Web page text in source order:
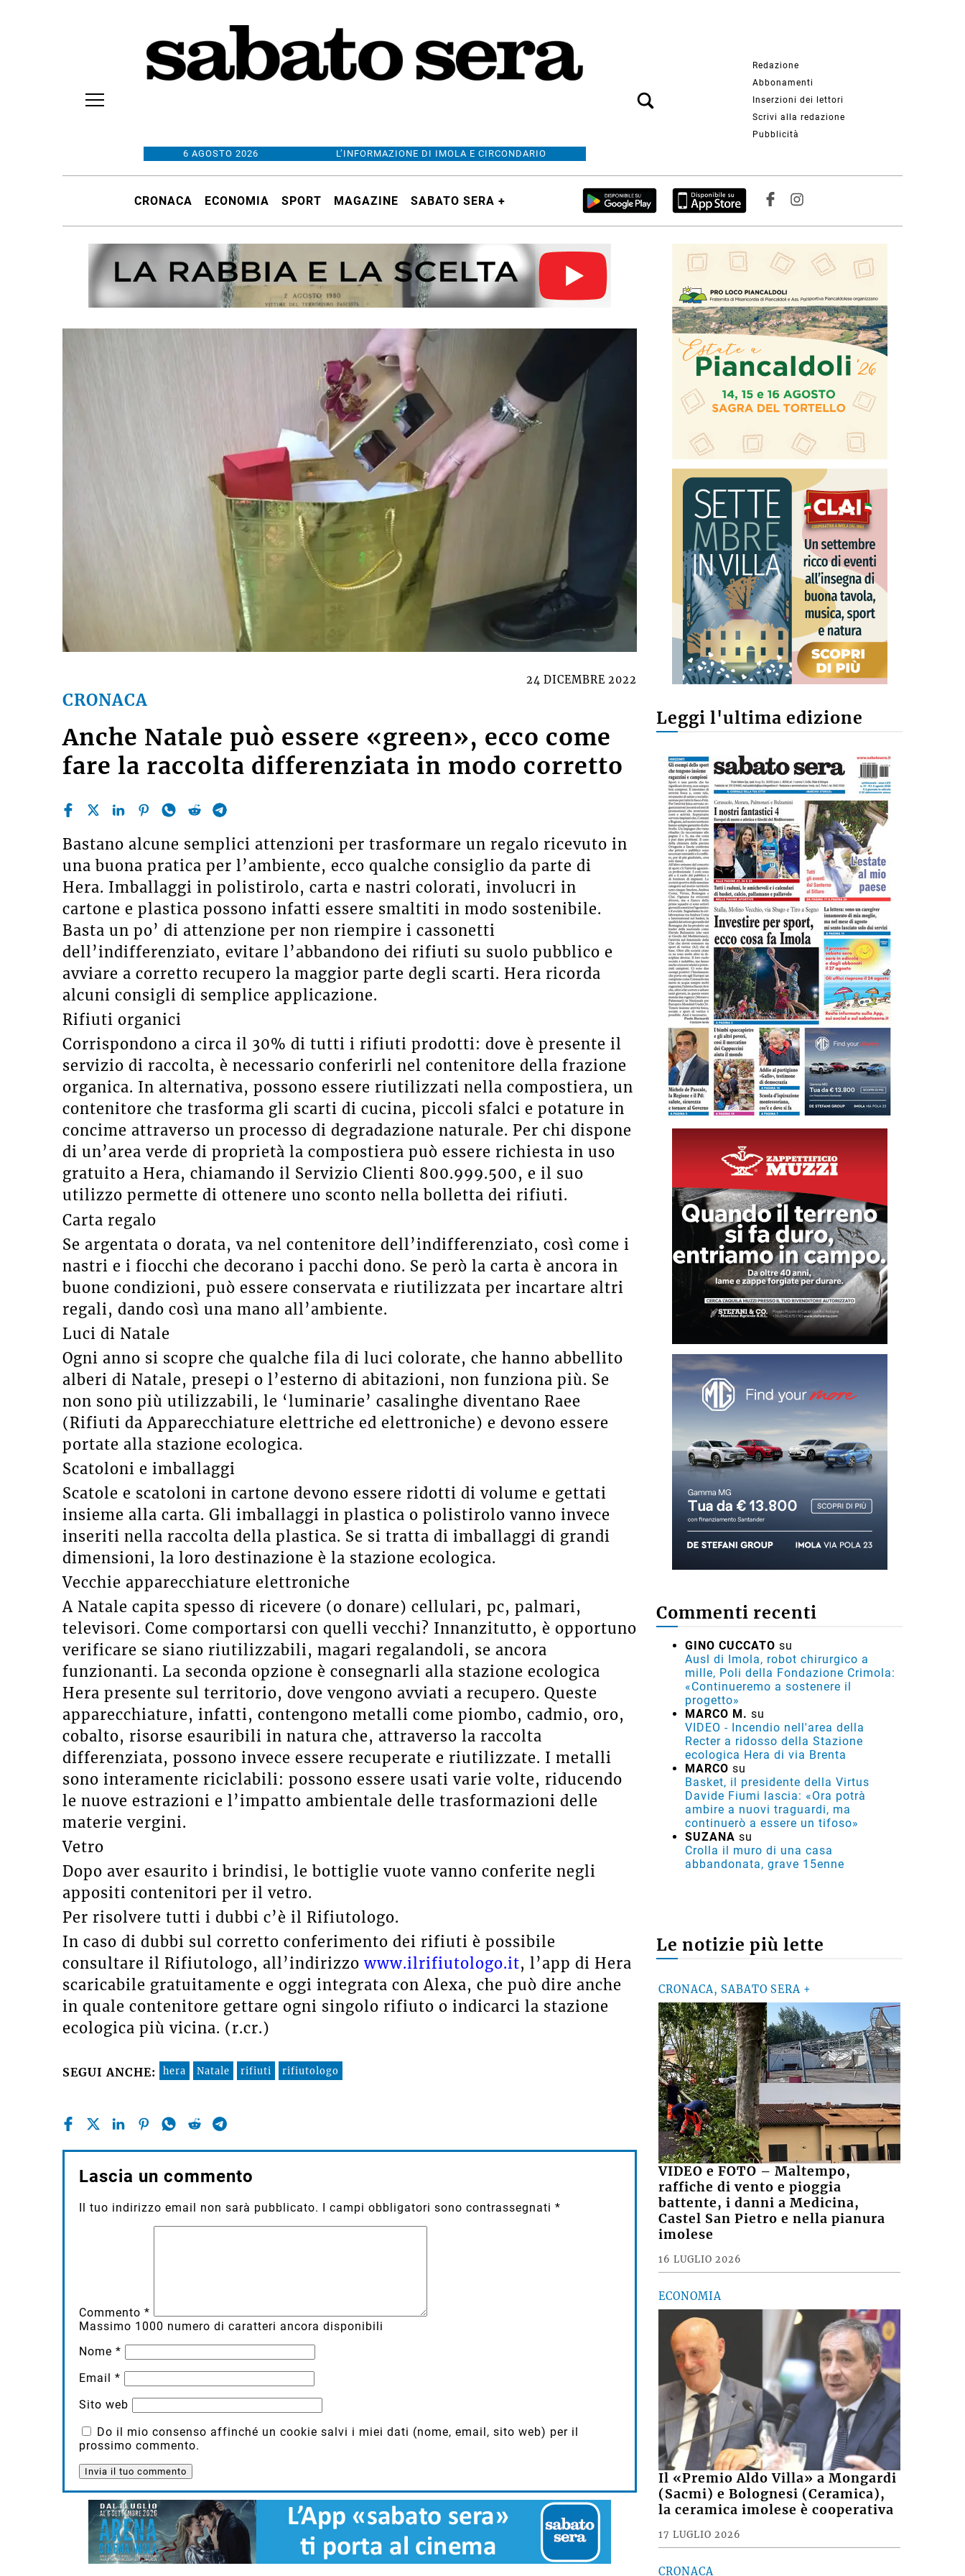
6 AGOSTO 2026 L’INFORMAZIONE DI IMOLA E CIRCONDARIO
Redazione
Abbonamenti
Inserzioni dei lettori
Scrivi alla redazione
Pubblicità
CRONACA ECONOMIA SPORT MAGAZINE SABATO SERA +
CRONACA
24 DICEMBRE 2022
Anche Natale può essere «green», ecco come
fare la raccolta differenziata in modo corretto
Bastano alcune semplici attenzioni per trasformare un regalo ricevuto in
una buona pratica per l’ambiente, ecco qualche consiglio da parte di
Hera. Imballaggi in polistirolo, carta e nastri colorati, involucri in
cartone e plastica possono infatti essere smaltiti in modo sostenibile.
Basta un po’ di attenzione per non riempire i cassonetti
dell’indifferenziato, evitare l’abbandono dei rifiuti su suolo pubblico e
avviare a corretto recupero la maggior parte degli scarti. Hera ricorda
alcuni consigli di semplice applicazione.
Rifiuti organici
Corrispondono a circa il 30% di tutti i rifiuti prodotti: dove è presente il
servizio di raccolta, è necessario conferirli nel contenitore della frazione
organica. In alternativa, possono essere riutilizzati nella compostiera, un
contenitore che trasforma gli scarti di cucina, piccoli sfalci e potature in
concime attraverso un processo di degradazione naturale. Per chi dispone
di un’area verde di proprietà la compostiera può essere richiesta in uso
gratuito a Hera, chiamando il Servizio Clienti 800.999.500, e il suo
utilizzo permette di ottenere uno sconto nella bolletta dei rifiuti.
Carta regalo
Se argentata o dorata, va nel contenitore dell’indifferenziato, così come i
nastri e i fiocchi che decorano i pacchi dono. Se però la carta è ancora in
buone condizioni, può essere conservata e riutilizzata per incartare altri
regali, dando così una mano all’ambiente.
Luci di Natale
Ogni anno si scopre che qualche fila di luci colorate, che hanno abbellito
alberi di Natale, presepi o l’esterno di abitazioni, non funziona più. Se
non sono più utilizzabili, le ‘luminarie’ casalinghe diventano Raee
(Rifiuti da Apparecchiature elettriche ed elettroniche) e devono essere
portate alla stazione ecologica.
Scatoloni e imballaggi
Scatole e scatoloni in cartone devono essere ridotti di volume e gettati
insieme alla carta. Gli imballaggi in plastica o polistirolo vanno invece
inseriti nella raccolta della plastica. Se si tratta di imballaggi di grandi
dimensioni, la loro destinazione è la stazione ecologica.
Vecchie apparecchiature elettroniche
A Natale capita spesso di ricevere (o donare) cellulari, pc, palmari,
televisori. Come comportarsi con quelli vecchi? Innanzitutto, è opportuno
verificare se siano riutilizzabili, magari regalandoli, se ancora
funzionanti. La seconda opzione è consegnarli alla stazione ecologica
Hera presente sul territorio, dove vengono avviati a recupero. Queste
apparecchiature, infatti, contengono metalli come piombo, cadmio, oro,
cobalto, risorse esauribili in natura che, attraverso la raccolta
differenziata, possono invece essere recuperate e riutilizzate. I metalli
sono interamente riciclabili: possono essere usati varie volte, riducendo
le nuove estrazioni e l’impatto ambientale delle trasformazioni delle
materie vergini.
Vetro
Dopo aver esaurito i brindisi, le bottiglie vuote vanno conferite negli
appositi contenitori per il vetro.
Per risolvere tutti i dubbi c’è il Rifiutologo.
In caso di dubbi sul corretto conferimento dei rifiuti è possibile
consultare il Rifiutologo, all’indirizzowww.ilrifiutologo.it, l’app di Hera
scaricabile gratuitamente e oggi integrata con Alexa, che può dire anche
in quale contenitore gettare ogni singolo rifiuto o indicarci la stazione
ecologica più vicina. (r.cr.)
SEGUI ANCHE: hera Natale rifiuti rifiutologo
Lascia un commento
Il tuo indirizzo email non sarà pubblicato. I campi obbligatori sono contrassegnati *
Commento *
Massimo 1000 numero di caratteri ancora disponibili
Nome *
Email *
Sito web
Do il mio consenso affinché un cookie salvi i miei dati (nome, email, sito web) per il
prossimo commento.
Leggi l'ultima edizione
Commenti recenti
GINO CUCCATO su
Ausl di Imola, robot chirurgico a
mille, Poli della Fondazione Crimola:
«Continueremo a sostenere il
progetto»
MARCO M. su
VIDEO - Incendio nell'area della
Recter a ridosso della Stazione
ecologica Hera di via Brenta
MARCO su
Basket, il presidente della Virtus
Davide Fiumi lascia: «Ora potrà
ambire a nuovi traguardi, ma
continuerò a essere un tifoso»
SUZANA su
Crolla il muro di una casa
abbandonata, grave 15enne
Le notizie più lette
CRONACA, SABATO SERA +
VIDEO e FOTO – Maltempo,
raffiche di vento e pioggia
battente, i danni a Medicina,
Castel San Pietro e nella pianura
imolese
16 LUGLIO 2026
ECONOMIA
Il «Premio Aldo Villa» a Mongardi
(Sacmi) e Bolognesi (Ceramica),
la ceramica imolese è cooperativa
17 LUGLIO 2026
CRONACA